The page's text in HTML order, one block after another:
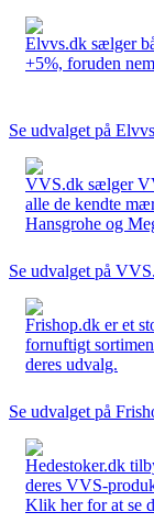
Elvvs.dk sælger
+5%, foruden
Se udvalget på
VVS.dk sælger
alle de kendte
Hansgrohe og
Se udvalget på
Frishop.dk er et
fornuftigt
deres udvalg.
Se udvalget på
Hedestoker.dk
deres VVS-
Klik her for at se